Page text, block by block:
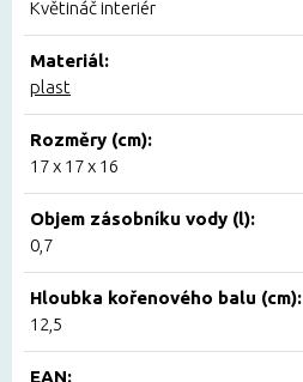
Květináč interiér
Materiál:
plast
Rozměry (cm):
17 x 17 x 16
Objem zásobníku vody (l):
0,7
Hloubka kořenového balu (cm):
12,5
EAN: